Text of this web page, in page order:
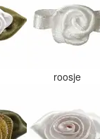
roosje